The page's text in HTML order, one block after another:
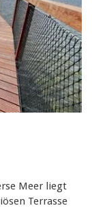
Meer liegt
Terrasse